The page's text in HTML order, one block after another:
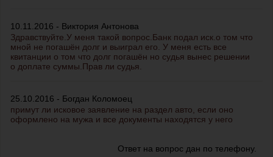
10.11.2016 - Виктория Антонова
Здравствуйте.У меня такой вопрос.Банк подал иск.о том что
мной не погашён долг и выиграл его. У меня есть все
квитанции о том что долг погашён но судья вынес решении
о доплате суммы.Прав ли судья.
25.10.2016 - Богдан Коломоец
примут ли исковое заявление на раздел авто, если оно
оформлено на мужа и все документы находятся у него
Ответ на вопрос дан по телефону.